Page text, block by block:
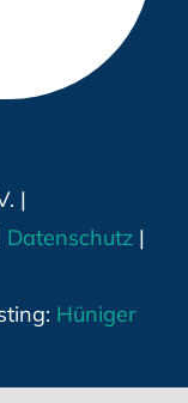
|
Datenschutz|
Hüniger